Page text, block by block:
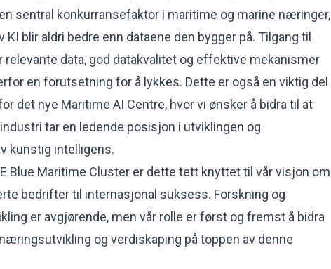
sentral konkurransefaktor i maritime og marine næringer,
KI blir aldri bedre enn dataene den bygger på. Tilgang til
relevante data, god datakvalitet og effektive mekanismer
en forutsetning for å lykkes. Dette er også en viktig del
det nye Maritime AI Centre, hvor vi ønsker å bidra til at
tar en ledende posisjon i utviklingen og
kunstig intelligens.
Blue Maritime Cluster er dette tett knyttet til vår visjon om
bedrifter til internasjonal suksess. Forskning og
er avgjørende, men vår rolle er først og fremst å bidra
og verdiskaping på toppen av denne